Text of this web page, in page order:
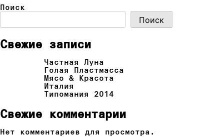
Поиск
Поиск
Свежие записи
Частная Луна
Голая Пластмасса
Мясо & Красота
Италия
Типомания 2014
Свежие комментарии
Нет комментариев для просмотра.